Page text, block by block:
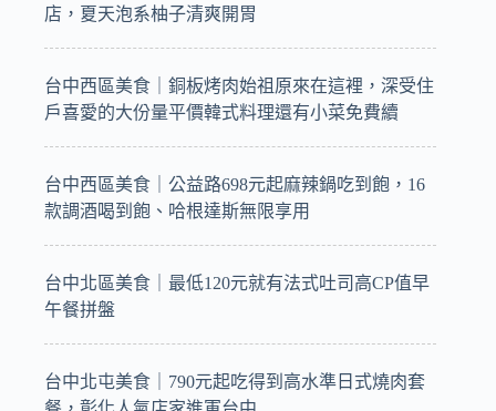
店，夏天泡系柚子清爽開胃
台中西區美食｜銅板烤肉始祖原來在這裡，深受住
戶喜愛的大份量平價韓式料理還有小菜免費續
台中西區美食｜公益路698元起麻辣鍋吃到飽，16
款調酒喝到飽、哈根達斯無限享用
台中北區美食｜最低120元就有法式吐司高CP值早
午餐拼盤
台中北屯美食｜790元起吃得到高水準日式燒肉套